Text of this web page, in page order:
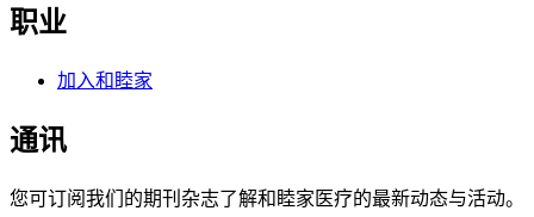
职业
加入和睦家
通讯
您可订阅我们的期刊杂志了解和睦家医疗的最新动态与活动。